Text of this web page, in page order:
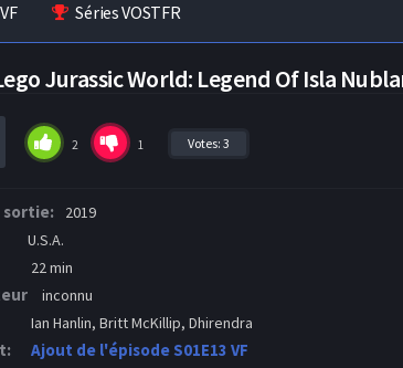
Séries VOSTFR
Jurassic World: Legend Of Isla
2 1 Votes: 3
sortie: 2019
U.S.A.
22 min
inconnu
Ian Hanlin, Britt McKillip, Dhirendra
Ajout de l'épisode S01E13 VF